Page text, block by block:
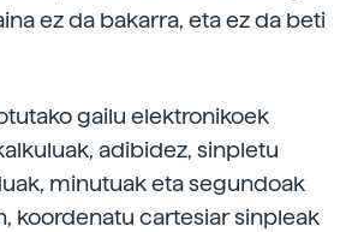
ez da bakarra, eta ez da beti
gailu elektronikoek
adibidez, sinpletu
minutuak eta segundoak
koordenatu cartesiar sinpleak